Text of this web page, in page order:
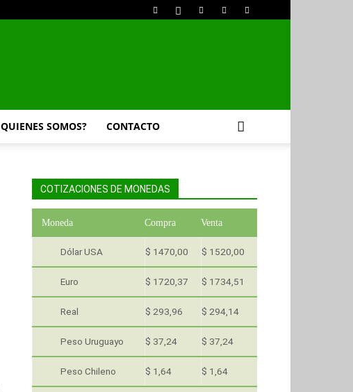
QUIENES SOMOS? CONTACTO
COTIZACIONES DE MONEDAS
Moneda Compra Venta
Dólar USA $ 1470,00 $ 1520,00
Euro $ 1720,37 $ 1734,51
Real $ 293,96 $ 294,14
Peso Uruguayo $ 37,24 $ 37,24
Peso Chileno $ 1,64 $ 1,64